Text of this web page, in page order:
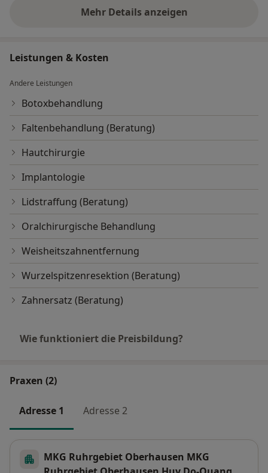
Mehr Details anzeigen
über Erfahrungen
Leistungen & Kosten
Andere Leistungen
Botoxbehandlung
Faltenbehandlung (Beratung)
Hautchirurgie
Implantologie
Lidstraffung (Beratung)
Oralchirurgische Behandlung
Weisheitszahnentfernung
Wurzelspitzenresektion (Beratung)
Zahnersatz (Beratung)
Wie funktioniert die Preisbildung?
Praxen (2)
Adresse 1 Adresse 2
MKG Ruhrgebiet Oberhausen MKG